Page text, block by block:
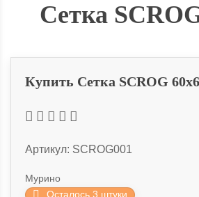
Сетка
Купить Сетка SCROG
Артикул: SCROG001
Мурино
Осталось 3 штуки